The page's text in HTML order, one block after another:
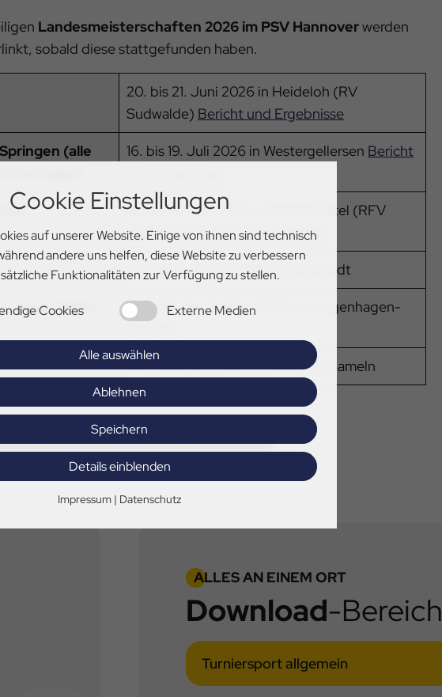
Cookie Einstellungen
auf unserer Website. Einige von ihnen sind technisch
andere uns helfen, diese Website zu verbessern
Funktionalitäten zur Verfügung zu stellen.
Cookies Externe Medien
Alle auswählen
Ablehnen
Speichern
Details einblenden
Impressum | Datenschutz
Landesmeisterschaften 2026 im PSV Hannoverwerden
sobald diese stattgefunden haben.
20. bis 21. Juni 2026 in Heideloh (RV
Sudwalde) Bericht und Ergebnisse
(alle
16. bis 19. Juli 2026 in Westergellersen Bericht
18. bis 19. Juli 2026 in Wohlesbostel (RFV
Estetal)Bericht und Ergebnisse
22. bis 23. August 2026 in Kuhstedt
Junge Reiter /
11. bis 13. September 2026 in Langenhagen-
3. bis 4. Oktober 2026 in Hohenhameln
Turniertermine im PSV Hannover
ALLES AN EINEM ORT
Download-Bereich
Turniersport allgemein